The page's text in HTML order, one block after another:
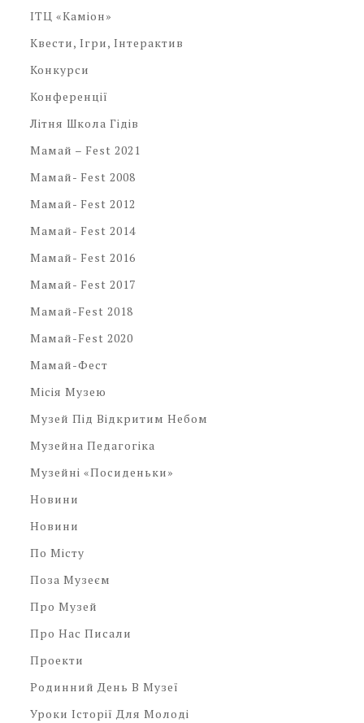
ІТЦ «Каміон»
Квести, Ігри, Інтерактив
Конкурси
Конференції
Літня Школа Гідів
Мамай – Fest 2021
Мамай- Fest 2008
Мамай- Fest 2012
Мамай- Fest 2014
Мамай- Fest 2016
Мамай- Fest 2017
Мамай-Fest 2018
Мамай-Fest 2020
Мамай-Фест
Місія Музею
Музей Під Відкритим Небом
Музейна Педагогіка
Музейні «посиденьки»
Новини
Новини
По Місту
Поза Музеєм
Про Музей
Про Нас Писали
Проекти
Родинний День В Музеї
Уроки Історії Для Молоді